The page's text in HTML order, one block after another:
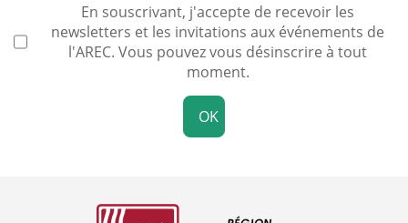
En souscrivant, j'accepte de recevoir les
newsletters et les invitations aux événements de
l'AREC. Vous pouvez vous désinscrire à tout
moment.